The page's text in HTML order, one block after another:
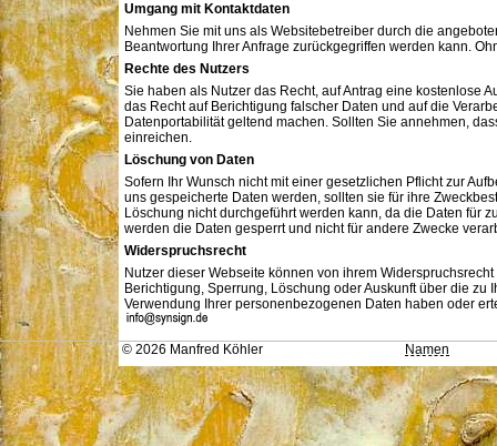
Umgang mit Kontaktdaten
Nehmen Sie mit uns als Websitebetreiber durch die
Beantwortung Ihrer Anfrage zurückgegriffen werden kann.
Rechte des Nutzers
Sie haben als Nutzer das Recht, auf Antrag eine kostenlose
das Recht auf Berichtigung falscher Daten und auf die
Datenportabilität geltend machen. Sollten Sie annehmen,
einreichen.
Löschung von Daten
Sofern Ihr Wunsch nicht mit einer gesetzlichen Pflicht zur
uns gespeicherte Daten werden, sollten sie für ihre
Löschung nicht durchgeführt werden kann, da die Daten für
werden die Daten gesperrt und nicht für andere Zwecke
Widerspruchsrecht
Nutzer dieser Webseite können von ihrem
Berichtigung, Sperrung, Löschung oder Auskunft über die
Verwendung Ihrer personenbezogenen Daten haben oder